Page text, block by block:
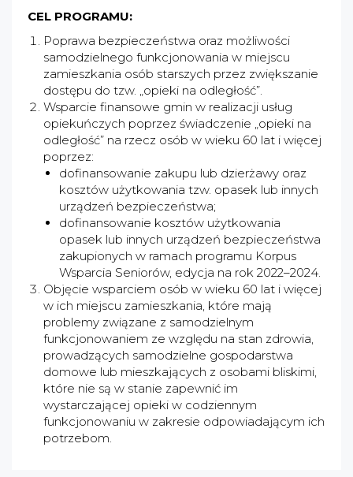
CEL PROGRAMU:
Poprawa bezpieczeństwa oraz możliwości
samodzielnego funkcjonowania w miejscu
zamieszkania osób starszych przez zwiększanie
dostępu do tzw. „opieki na odległość”.
Wsparcie finansowe gmin w realizacji usług
opiekuńczych poprzez świadczenie „opieki na
odległość” na rzecz osób w wieku 60 lat i więcej
poprzez:
dofinansowanie zakupu lub dzierżawy oraz
kosztów użytkowania tzw. opasek lub innych
urządzeń bezpieczeństwa;
dofinansowanie kosztów użytkowania
opasek lub innych urządzeń bezpieczeństwa
zakupionych w ramach programu Korpus
Wsparcia Seniorów, edycja na rok 2022–2024.
Objęcie wsparciem osób w wieku 60 lat i więcej
w ich miejscu zamieszkania, które mają
problemy związane z samodzielnym
funkcjonowaniem ze względu na stan zdrowia,
prowadzących samodzielne gospodarstwa
domowe lub mieszkających z osobami bliskimi,
które nie są w stanie zapewnić im
wystarczającej opieki w codziennym
funkcjonowaniu w zakresie odpowiadającym ich
potrzebom.